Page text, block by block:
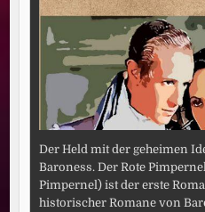
Der Held mit der geheimen
Baroness. Der Rote
Pimpernel) ist der erste
historischer Romane von